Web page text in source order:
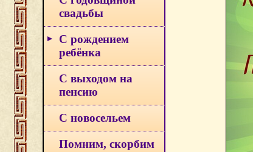
свадьбы
С рождением
ребёнка
С выходом на
пенсию
С новосельем
Помним, скорбим